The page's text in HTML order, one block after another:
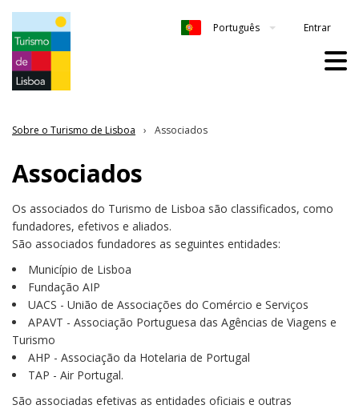
Português Entrar
Sobre o Turismo de Lisboa Associados
Associados
Os associados do Turismo de Lisboa são classificados, como
fundadores, efetivos e aliados.
São associados fundadores as seguintes entidades:
Município de Lisboa
Fundação AIP
UACS - União de Associações do Comércio e Serviços
APAVT - Associação Portuguesa das Agências de Viagens e
Turismo
AHP - Associação da Hotelaria de Portugal
TAP - Air Portugal.
São associadas efetivas as entidades oficiais e outras